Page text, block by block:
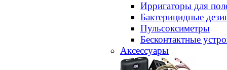
Ирригаторы для
Бактерицидные
Пульсоксиметры
Бесконтактные
Аксессуары